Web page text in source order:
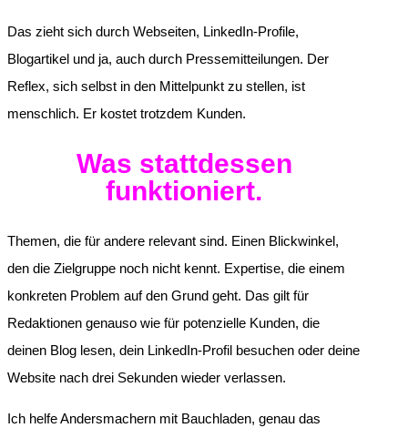
Das zieht sich durch Webseiten, LinkedIn-Profile,
Blogartikel und ja, auch durch Pressemitteilungen. Der
Reflex, sich selbst in den Mittelpunkt zu stellen, ist
menschlich. Er kostet trotzdem Kunden.
Was stattdessen
funktioniert.
Themen, die für andere relevant sind. Einen Blickwinkel,
den die Zielgruppe noch nicht kennt. Expertise, die einem
konkreten Problem auf den Grund geht. Das gilt für
Redaktionen genauso wie für potenzielle Kunden, die
deinen Blog lesen, dein LinkedIn-Profil besuchen oder deine
Website nach drei Sekunden wieder verlassen.
Ich helfe Andersmachern mit Bauchladen, genau das